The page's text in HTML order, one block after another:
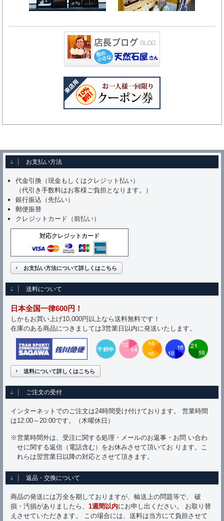
お支払い方法
代金引換（現金もしくはクレジット払い）
（代引き手数料はお客様ご負担となります。）
銀行振込（先払い）
郵便振替
クレジットカード（前払い）
対応クレジットカード
お支払い方法について詳しくはこちら
送料について
日本全国一律600円！
しかもお買い上げ10,000円以上なら送料無料です！
在庫のある商品につきましては3営業日以内に発送いたします。
送料について詳しくはこちら
ご注文の受付
インターネットでのご注文は24時間受け付けております。 営業時間
は12:00～20:00です。（木曜休日）
※営業時間外は、受注に関する処理・メールのお返事・お問 い合わ
せに関する返信（電話含む）をお休みさせて頂いてお ります。こ
れらは翌営業日以降の対応とさせて頂きます。
返品・交換について
商品の発送には万全を期しておりますが、輸送上の問題等で、 破
損・汚損がありましたら、 1週間以内にお申し出ください。 お取り替
えさせていただきます。 この場合には、送料は当方にて負担させて